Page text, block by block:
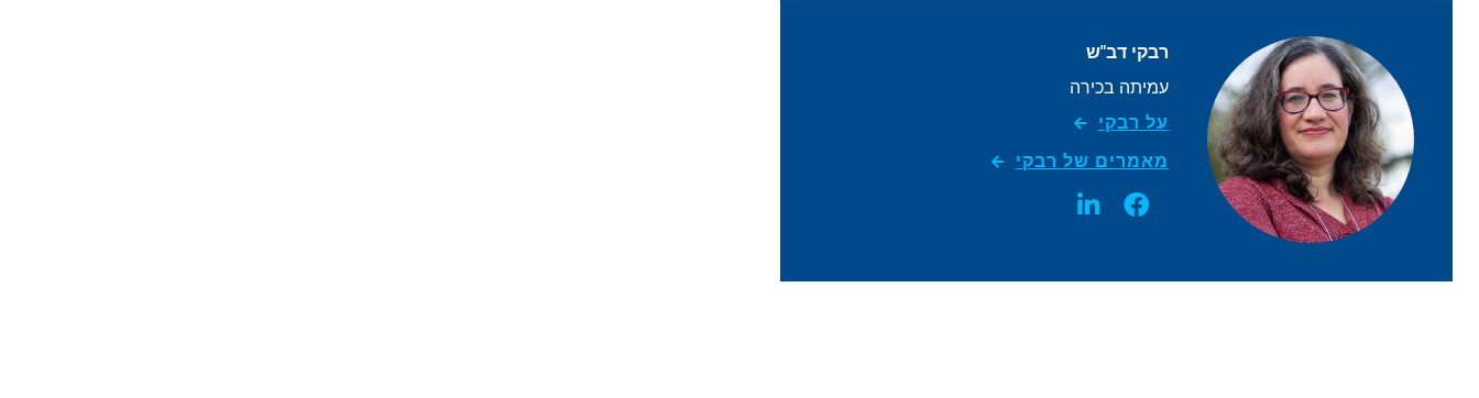
רבקי דב"ש
עמיתה בכירה
על רבקי
מאמרים של רבקי